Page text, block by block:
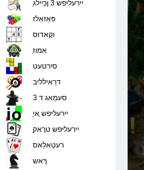
ַיירעליּפש 3 ןכַיילג
פּאַזאַלז
וקָאדוס
ַאמוז
סירטעט
דרַאילליב
סעמַאג ד 3
ַיירעליּפש ָאי
ַיירעליּפש טרָאק
רעטַאלַאס
ךָאש